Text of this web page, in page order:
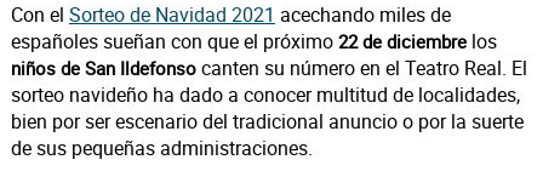
Con el Sorteo de Navidad 2021 acechando miles de
españoles sueñan con que el próximo 22 de diciembrelos
niños de San Ildefonsocanten su número en el Teatro Real. El
sorteo navideño ha dado a conocer multitud de localidades,
bien por ser escenario del tradicional anuncio o por la suerte
de sus pequeñas administraciones.